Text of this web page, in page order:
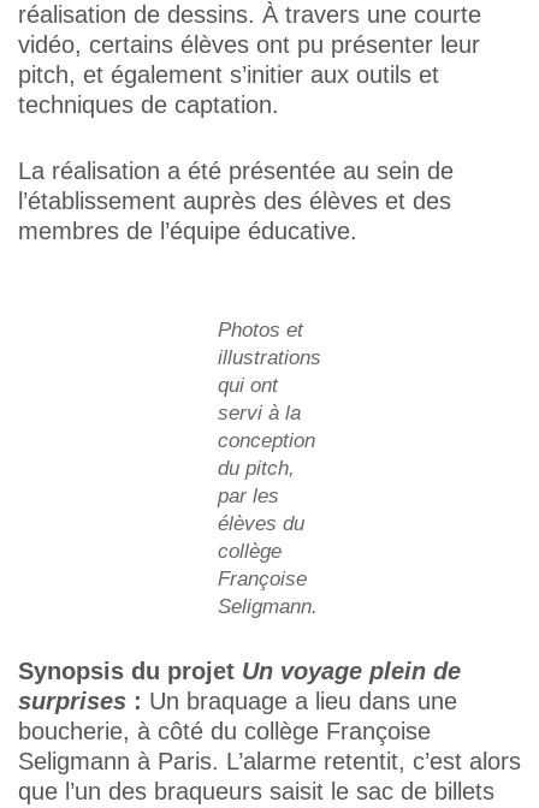
réalisation de dessins. À travers une courte
vidéo, certains élèves ont pu présenter leur
pitch, et également s’initier aux outils et
techniques de captation.
La réalisation a été présentée au sein de
l’établissement auprès des élèves et des
membres de l’équipe éducative.
Photos et
illustrations
qui ont
servi à la
conception
du pitch,
par les
élèves du
collège
Françoise
Seligmann.
Synopsis du projet Un voyage plein de
surprises : Un braquage a lieu dans une
boucherie, à côté du collège Françoise
Seligmann à Paris. L’alarme retentit, c’est alors
que l’un des braqueurs saisit le sac de billets